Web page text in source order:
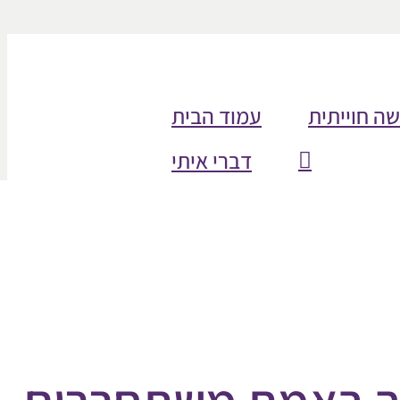
עמוד הבית חוייתית
דברי איתי